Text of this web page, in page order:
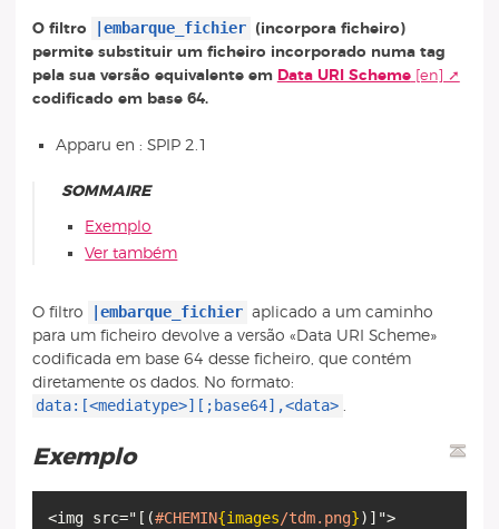
O filtro |embarque_fichier (incorpora ficheiro)
permite substituir um ficheiro incorporado numa tag
pela sua versão equivalente em Data URI Scheme
codificado em base 64.
Apparu en : SPIP 2.1
SOMMAIRE
Exemplo
Ver também
O filtro |embarque_fichier aplicado a um caminho
para um ficheiro devolve a versão «Data URI Scheme»
codificada em base 64 desse ficheiro, que contém
diretamente os dados. No formato:
data:[<mediatype>][;base64],<data> .
Exemplo
<img src=" [ (#CHEMIN{images/tdm.png}) ]